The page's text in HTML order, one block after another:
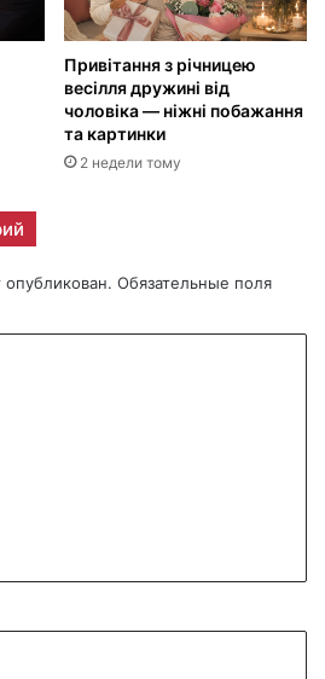
Привітання з річницею
весілля дружині від
чоловіка — ніжні побажання
та картинки
2 недели тому
Обязательные поля